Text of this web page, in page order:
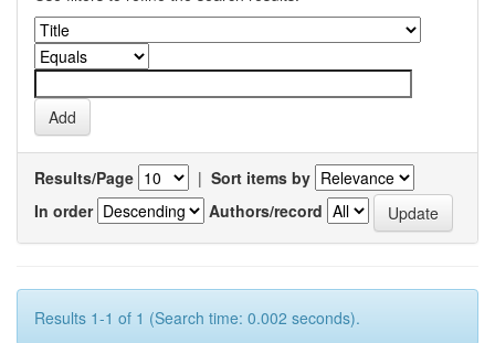
Results/Page | Sort items by
In order
Authors/record
Results 1-1 of 1 (Search time: 0.002 seconds).